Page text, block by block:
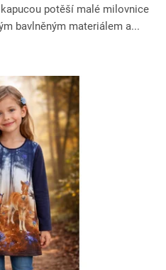
potěší malé milovnice
bavlněným materiálem a...